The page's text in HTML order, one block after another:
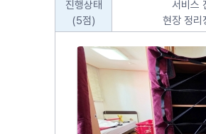
진행상태
(5점)
서비스
현장 정리